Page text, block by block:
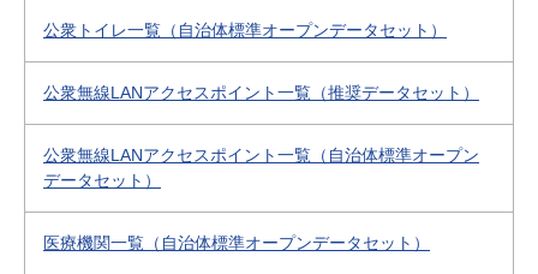
公衆トイレ一覧（自治体標準オープンデータセット）
公衆無線LANアクセスポイント一覧（推奨データセット）
公衆無線LANアクセスポイント一覧（自治体標準オープン
データセット）
医療機関一覧（自治体標準オープンデータセット）